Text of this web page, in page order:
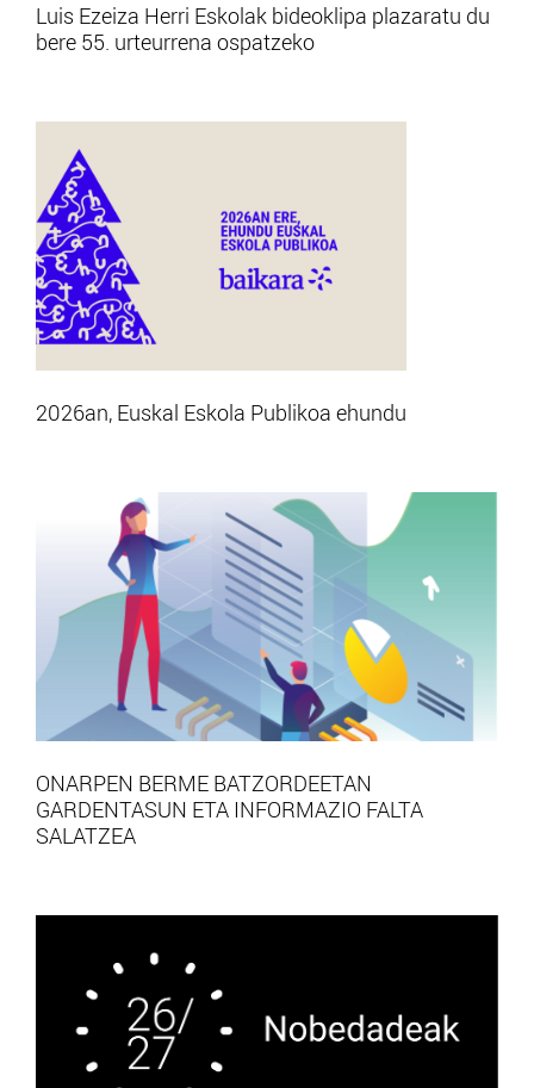
Luis Ezeiza Herri Eskolak bideoklipa plazaratu du
bere 55. urteurrena ospatzeko
2026an, Euskal Eskola Publikoa ehundu
ONARPEN BERME BATZORDEETAN
GARDENTASUN ETA INFORMAZIO FALTA
SALATZEA